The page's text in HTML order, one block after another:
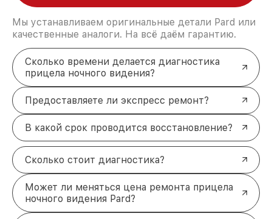
Мы устанавливаем оригинальные детали Pard или
качественные аналоги. На всё даём гарантию.
Сколько времени делается диагностика
прицела ночного видения?
Предоставляете ли экспресс ремонт?
В какой срок проводится восстановление?
Сколько стоит диагностика?
Может ли меняться цена ремонта прицела
ночного видения Pard?